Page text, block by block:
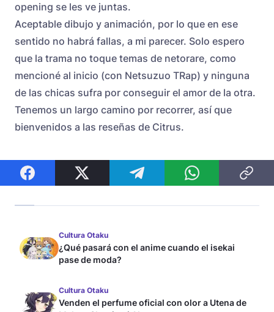
opening se les ve juntas.
Aceptable dibujo y animación, por lo que en ese
sentido no habrá fallas, a mi parecer. Solo espero
que la trama no toque temas de netorare, como
mencioné al inicio (con Netsuzuo TRap) y ninguna
de las chicas sufra por conseguir el amor de la otra.
Tenemos un largo camino por recorrer, así que
bienvenidos a las reseñas de Citrus.
Cultura Otaku
¿Qué pasará con el anime cuando el isekai
pase de moda?
Cultura Otaku
Venden el perfume oficial con olor a Utena de